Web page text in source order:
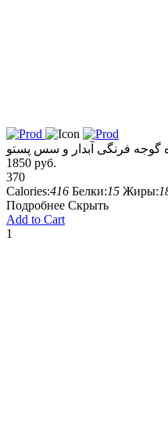
گوجه فرنگی آبدار و سس پستو
1850 руб.
370
Calories:416 Белки:15 Жиры:
Подробнее Скрыть
Add to Cart
1